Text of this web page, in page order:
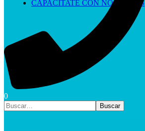
CAPACITATE CON NOSOTROS
0